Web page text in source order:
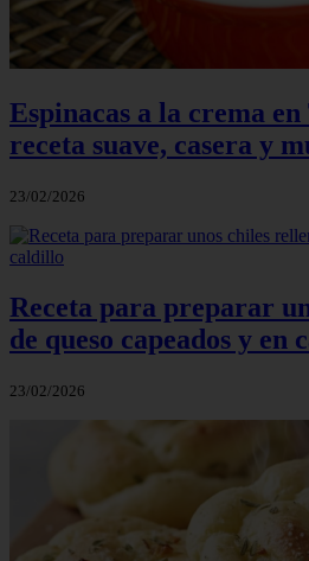
Espinacas a la crema
receta suave, casera y
23/02/2026
Receta para preparar
de queso capeados y en
23/02/2026